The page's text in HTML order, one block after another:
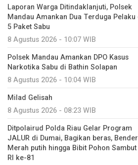
Laporan Warga Ditindaklanjuti, Polsek
Mandau Amankan Dua Terduga Pelaku
5 Paket Sabu
8 Agustus 2026 - 10:07 WIB
Polsek Mandau Amankan DPO Kasus
Narkotika Sabu di Bathin Solapan
8 Agustus 2026 - 10:04 WIB
Milad Gelisah
8 Agustus 2026 - 08:23 WIB
Ditpolairud Polda Riau Gelar Program
JALUR di Dumai, Bagikan beras,
Merah putih hingga Bibit Pohon Sambut
RI ke-81